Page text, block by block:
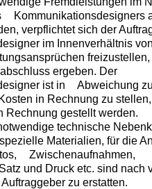
Kommunikationsdesigners
verpflichtet sich der
im Innenverhältnis
ergeben. Der
ist in Abweichung
in Rechnung zu
Rechnung gestellt werden.
technische
Materialien, für die
Zwischenaufnahmen,
und Druck etc. sind nach
zu erstatten.